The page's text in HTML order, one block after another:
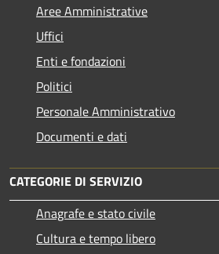
Aree Amministrative
Uffici
Enti e fondazioni
Politici
Personale Amministrativo
Documenti e dati
CATEGORIE DI SERVIZIO
Anagrafe e stato civile
Cultura e tempo libero